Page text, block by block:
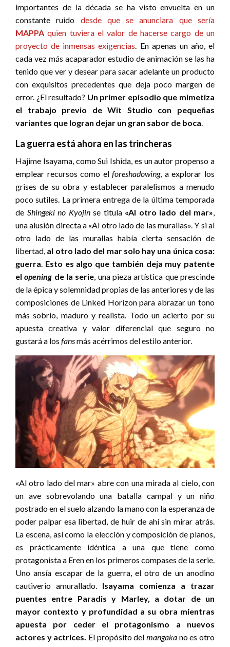
importantes de la década se ha visto envuelta en un
constante ruido desde que se anunciara que sería
MAPPAquien tuviera el valor de hacerse cargo de un
proyecto de inmensas exigencias. En apenas un año, el
cada vez más acaparador estudio de animación se las ha
tenido que ver y desear para sacar adelante un producto
con exquisitos precedentes que deja poco margen de
error. ¿El resultado? Un primer episodio que mimetiza
el trabajo previo de Wit Studio con pequeñas
variantes que logran dejar un gran sabor de boca.
La guerra está ahora en las trincheras
Hajime Isayama, como Sui Ishida, es un autor propenso a
emplear recursos como elforeshadowing, a explorar los
grises de su obra y establecer paralelismos a menudo
poco sutiles. La primera entrega de la última temporada
de Shingeki no Kyojinse titula «Al otro lado del mar»,
una alusión directa a «Al otro lado de las murallas». Y si al
otro lado de las murallas había cierta sensación de
libertad, al otro lado del mar solo hay una única cosa:
guerra. Esto es algo que también deja muy patente
elopening de la serie, una pieza artística que prescinde
de la épica y solemnidad propias de las anteriores y de las
composiciones de Linked Horizon para abrazar un tono
más sobrio, maduro y realista. Todo un acierto por su
apuesta creativa y valor diferencial que seguro no
gustará a los fansmás acérrimos del estilo anterior.
«Al otro lado del mar» abre con una mirada al cielo, con
un ave sobrevolando una batalla campal y un niño
postrado en el suelo alzando la mano con la esperanza de
poder palpar esa libertad, de huir de ahí sin mirar atrás.
La escena, así como la elección y composición de planos,
es prácticamente idéntica a una que tiene como
protagonista a Eren en los primeros compases de la serie.
Uno ansía escapar de la guerra, el otro de un anodino
cautiverio amurallado. Isayama comienza a trazar
puentes entre Paradis y Marley, a dotar de un
mayor contexto y profundidad a su obra mientras
apuesta por ceder el protagonismo a nuevos
actores y actrices. El propósito delmangaka no es otro